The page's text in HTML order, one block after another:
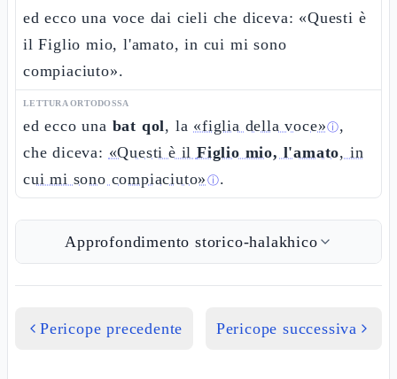
ed ecco una voce dai cieli che diceva: «Questi è
il Figlio mio, l'amato, in cui mi sono
compiaciuto».
LETTURA ORTODOSSA
ed ecco una bat qol, la «figlia della voce»ⓘ,
che diceva: «Questi è ilFiglio mio, l'amato, in
cui mi sono compiaciuto» ⓘ.
Approfondimento storico-halakhico
Pericope precedente Pericope successiva